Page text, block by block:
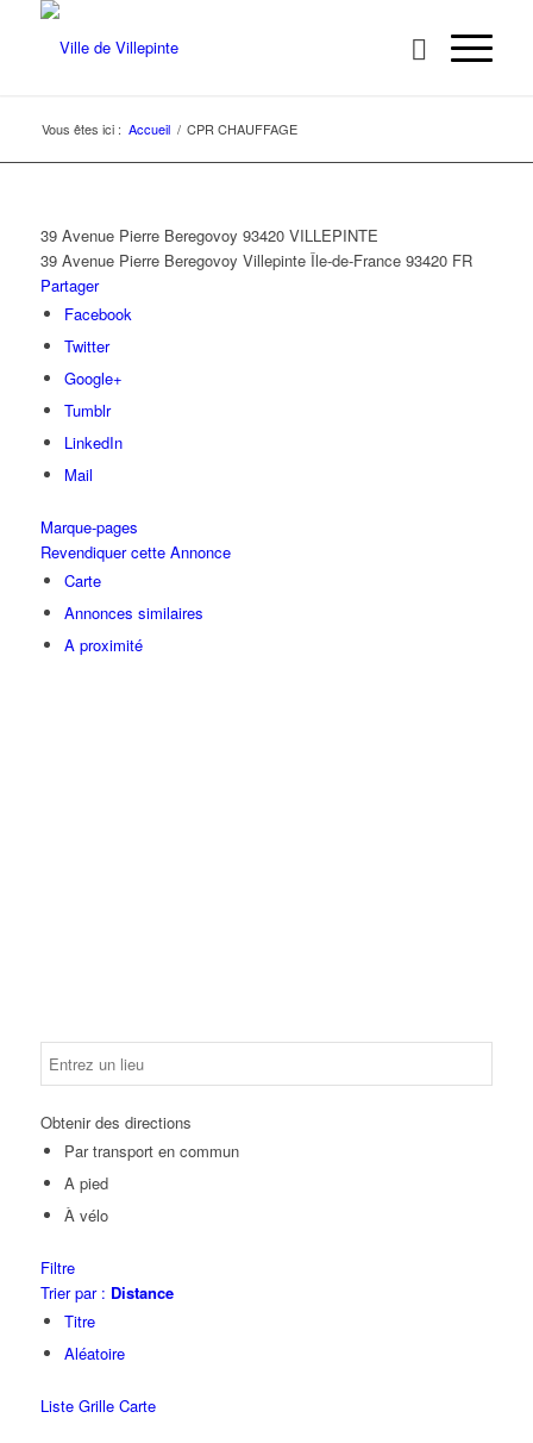
Vous êtes ici : Accueil / CPR CHAUFFAGE
39 Avenue Pierre Beregovoy 93420 VILLEPINTE
39 Avenue Pierre Beregovoy Villepinte Île-de-France 93420 FR
Partager
Facebook
Twitter
Google+
Tumblr
LinkedIn
Mail
Marque-pages
Revendiquer cette Annonce
Carte
Annonces similaires
A proximité
Obtenir des directions
Par transport en commun
A pied
À vélo
Filtre
Trier par : Distance
Titre
Aléatoire
Liste Grille Carte